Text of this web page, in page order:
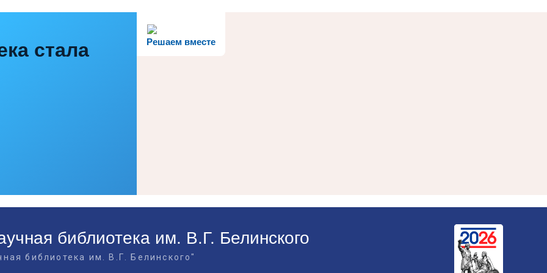
Решаем вместе
стала
библиотека им. В.Г. Белинского
библиотека им. В.Г. Белинского"